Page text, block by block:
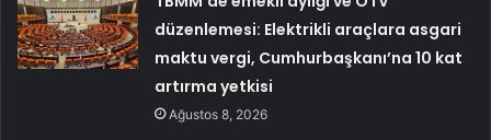
düzenlemesi: Elektrikli araçlara asgari
maktu vergi, Cumhurbaşkanı’na 10 kat
artırma yetkisi
Ağustos 8, 2026